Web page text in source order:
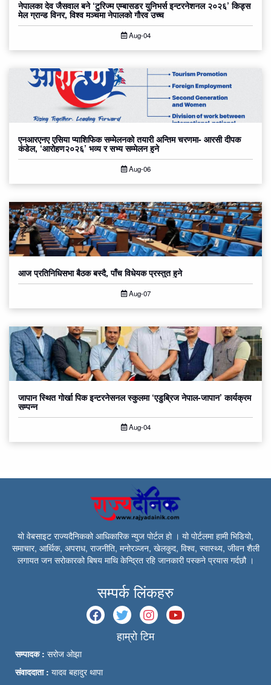
नेपालका देव जैसवाल बने ‘टुरिज्म एम्बासडर युनिभर्स इन्टरनेशनल २०२६’ किड्स
मेल ग्रान्ड विनर, विश्व मञ्चमा नेपालको गौरव उच्च
Aug-04
एनआरएनए एसिया प्याशिफिक सम्मेलनको तयारी अन्तिम चरणमा- आरसी दीपक
कंडेल, ‘आरोहण२०२६’ भव्य र सभ्य सम्मेलन हुने
Aug-06
आज प्रतिनिधिसभा बैठक बस्दै, पाँच विधेयक प्रस्तुत हुने
Aug-07
जापान स्थित गोर्खा पिक इन्टरनेसनल स्कुलमा ‘एडुब्रिज नेपाल-जापान’ कार्यक्रम
सम्पन्न
Aug-04
यो वेबसाइट राज्यदैनिकको आधिकारिक न्युज पोर्टल हो । यो पोर्टलमा हामी भिडियो,
समाचार, आर्थिक, अपराध, राजनीति, मनोरञ्जन, खेलकुद, विश्व, स्वास्थ्य, जीवन शैली
लगायत जन सरोकारको बिषय माथि केन्द्रित रहि जानकारी पस्कने प्रयास गर्दछौ ।
सम्पर्क लिंकहरु
हाम्रो टिम
सम्पादक : सरोज ओझा
संवाददाता : यादव बहादुर थापा